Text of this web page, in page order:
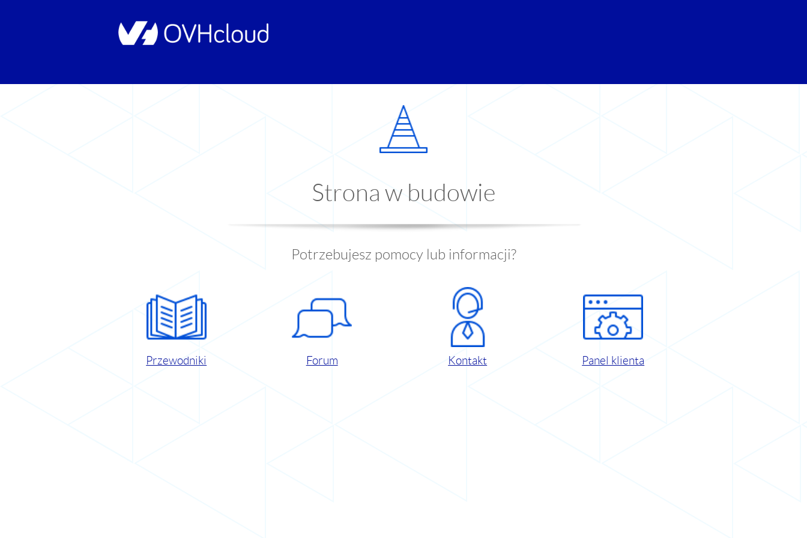
Strona w budowie
Potrzebujesz pomocy lub informacji?
Przewodniki Forum Kontakt Panel klienta